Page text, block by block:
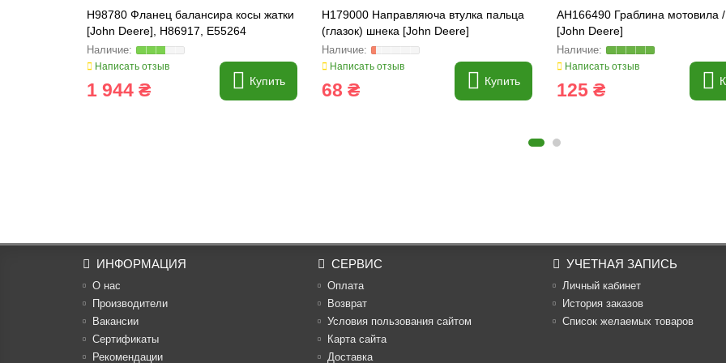
H98780 Фланец балансира косы жатки
[John Deere], H86917, E55264
Написать отзыв
1 944 ₴ Купить
H179000 Направляюча втулка пальца
(глазок) шнека [John Deere]
Написать отзыв
68 ₴ Купить
AH166490 Граблина мотовила
[John Deere]
Написать отзыв
125 ₴
ИНФОРМАЦИЯ
О нас
Производители
Вакансии
Cертификаты
Рекомендации
СЕРВИС
Оплата
Возврат
Условия пользования сайтом
Карта сайта
Доставка
УЧЕТНАЯ ЗАПИСЬ
Личный кабинет
История заказов
Список желаемых товаров